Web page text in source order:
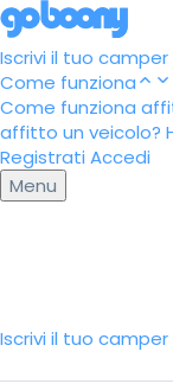
Iscrivi il tuo camper
Come funziona
Come funziona
affitto un veicolo?
Registrati Accedi
Menu
Iscrivi il tuo camper